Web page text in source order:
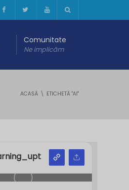
Comunitate
Ne implicăm
ACASĂ ETICHETĂ "AI"